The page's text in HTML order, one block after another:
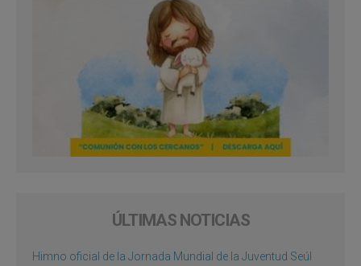
ÚLTIMAS NOTICIAS
Himno oficial de la Jornada Mundial de la Juventud Seúl